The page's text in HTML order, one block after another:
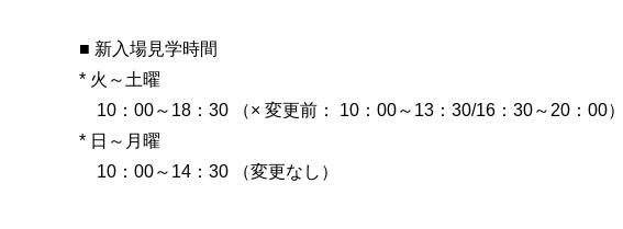
■ 新入場見学時間
* 火～土曜
10：00～18：30 （× 変更前： 10：00～13：30/16：30～20：00）
* 日～月曜
10：00～14：30 （変更なし）